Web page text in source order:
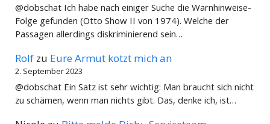
@dobschat Ich habe nach einiger Suche die Warnhinweise-
Folge gefunden (Otto Show II von 1974). Welche der
Passagen allerdings diskriminierend sein…
Rolf zu Eure Armut kotzt mich an
2. September 2023
@dobschat Ein Satz ist sehr wichtig: Man braucht sich nicht
zu schämen, wenn man nichts gibt. Das, denke ich, ist…